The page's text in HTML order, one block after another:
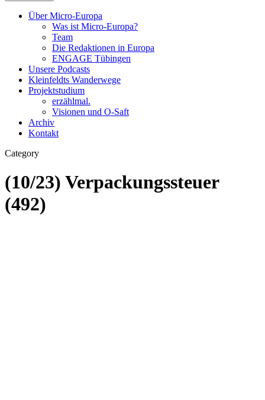
Über Micro-Europa
Was ist Micro-Europa?
Team
Die Redaktionen in Europa
ENGAGE Tübingen
Unsere Podcasts
Kleinfeldts Wanderwege
Projektstudium
erzählmal.
Visionen und O-Saft
Archiv
Kontakt
Category
(10/23) Verpackungssteuer
(492)